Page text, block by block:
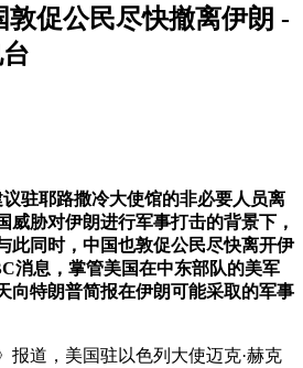
敦促公民尽快撤离伊朗 -
驻耶路撒冷大使馆的非必要人员离
威胁对伊朗进行军事打击的背景下，
此同时，中国也敦促公民尽快离开伊
消息，掌管美国在中东部队的美军
向特朗普简报在伊朗可能采取的军事
报道，美国驻以色列大使迈克·赫克